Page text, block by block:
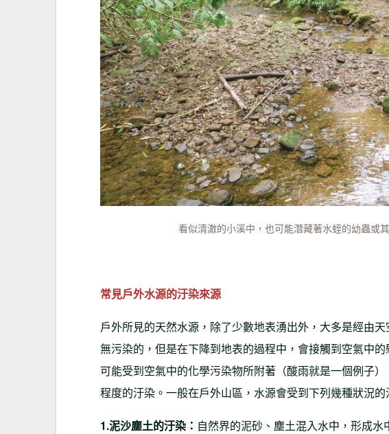
看似清澈的小溪中，也可能潛藏著水蛭的幼蟲或
常見戶外水源的汙染來源
戶外所見的天然水源，除了少數地表湧出外，大多是經由
無污染的，但是在下降到地表的過程中，會接觸到空氣中
可能受到空氣中的化學污染物所附著（酸雨就是一個例子
程度的汙染。一般在戶外山區，水源會受到下列幾種狀況的
1.泥沙塵土的汙染 ： 自然界的泥砂、塵土混入水中，形成水